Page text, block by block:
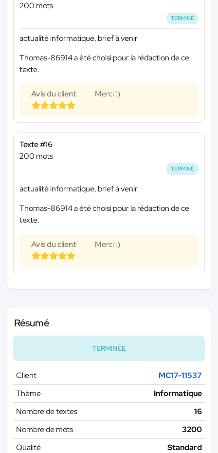
200 mots
TERMINÉ
actualité informatique, brief à venir
Thomas-86914 a été choisi pour la rédaction de ce
texte.
Avis du client Merci :)
Texte #16
200 mots
TERMINÉ
actualité informatique, brief à venir
Thomas-86914 a été choisi pour la rédaction de ce
texte.
Avis du client Merci :)
Résumé
TERMINÉE
Client
MC17-11537
Thème
Informatique
Nombre de textes
16
Nombre de mots
3200
Qualité
Standard